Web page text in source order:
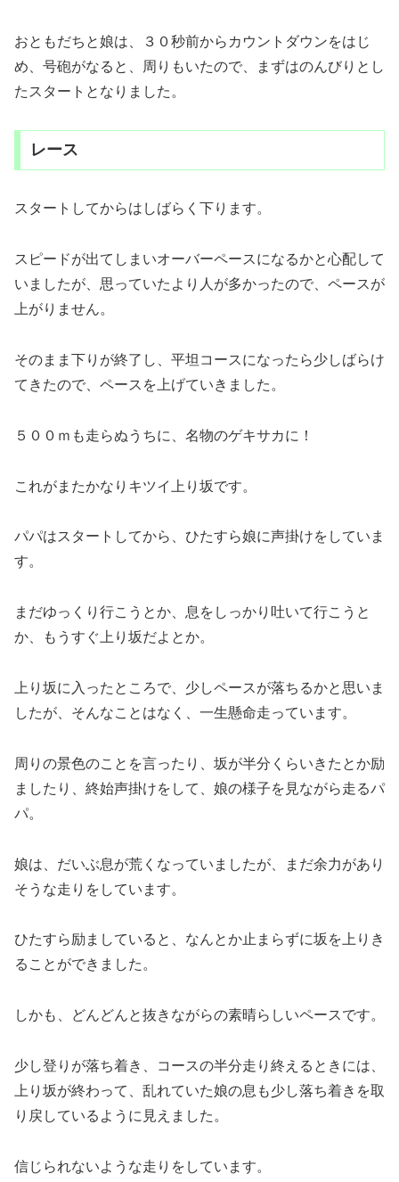
おともだちと娘は、３０秒前からカウントダウンをはじ
め、号砲がなると、周りもいたので、まずはのんびりとし
たスタートとなりました。
レース
スタートしてからはしばらく下ります。
スピードが出てしまいオーバーペースになるかと心配して
いましたが、思っていたより人が多かったので、ペースが
上がりません。
そのまま下りが終了し、平坦コースになったら少しばらけ
てきたので、ペースを上げていきました。
５００ｍも走らぬうちに、名物のゲキサカに！
これがまたかなりキツイ上り坂です。
パパはスタートしてから、ひたすら娘に声掛けをしていま
す。
まだゆっくり行こうとか、息をしっかり吐いて行こうと
か、もうすぐ上り坂だよとか。
上り坂に入ったところで、少しペースが落ちるかと思いま
したが、そんなことはなく、一生懸命走っています。
周りの景色のことを言ったり、坂が半分くらいきたとか励
ましたり、終始声掛けをして、娘の様子を見ながら走るパ
パ。
娘は、だいぶ息が荒くなっていましたが、まだ余力があり
そうな走りをしています。
ひたすら励ましていると、なんとか止まらずに坂を上りき
ることができました。
しかも、どんどんと抜きながらの素晴らしいペースです。
少し登りが落ち着き、コースの半分走り終えるときには、
上り坂が終わって、乱れていた娘の息も少し落ち着きを取
り戻しているように見えました。
信じられないような走りをしています。